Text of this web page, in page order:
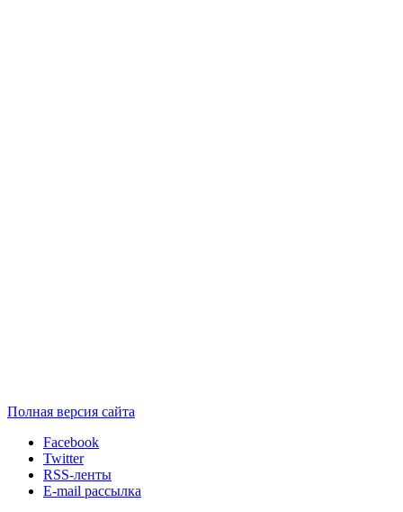
Полная версия сайта
Facebook
Twitter
RSS-ленты
E-mail рассылка